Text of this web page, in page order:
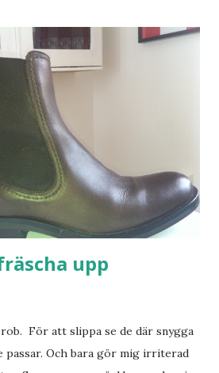
upp
För att slippa se de där snygga
passar. Och bara gör mig irriterad